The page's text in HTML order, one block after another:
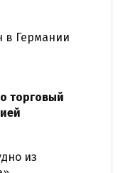
в Германии
торговый
из